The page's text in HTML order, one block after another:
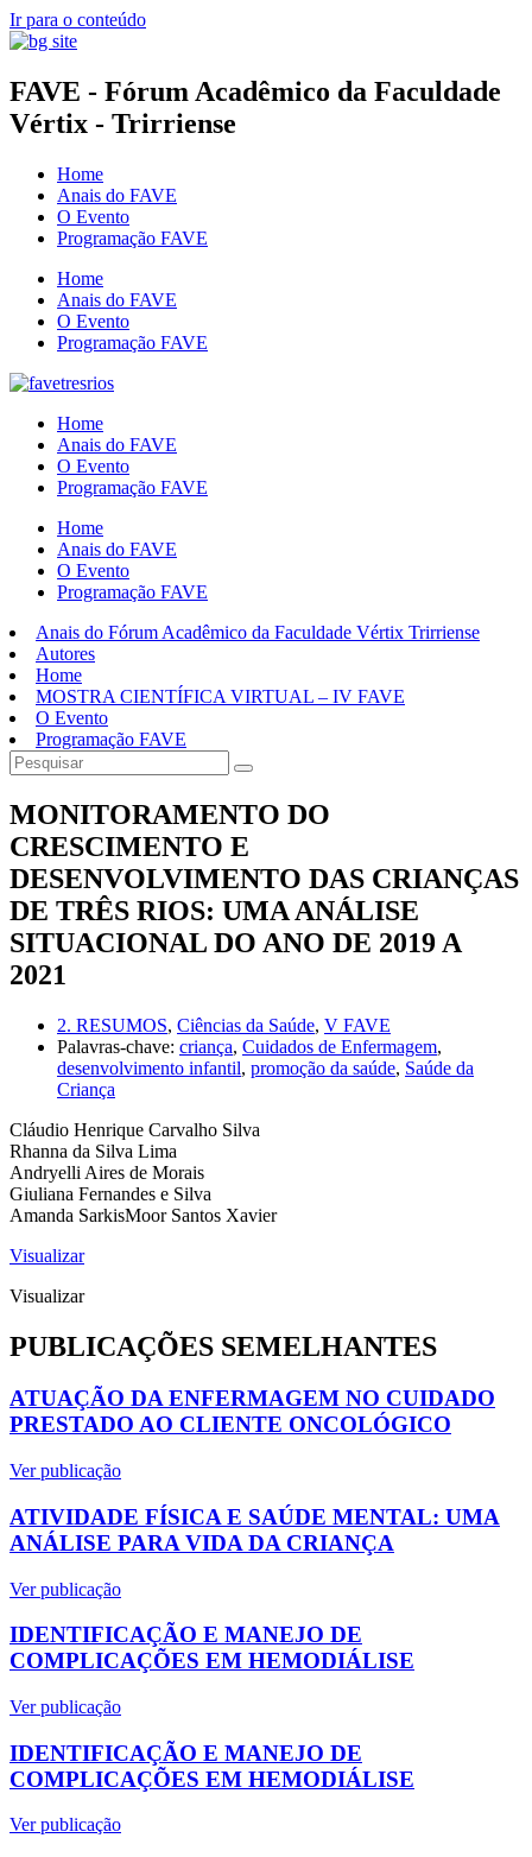
Ir para o conteúdo
FAVE - Fórum Acadêmico da Faculdade
Vértix - Trirriense
Home
Anais do FAVE
O Evento
Programação FAVE
Home
Anais do FAVE
O Evento
Programação FAVE
Home
Anais do FAVE
O Evento
Programação FAVE
Home
Anais do FAVE
O Evento
Programação FAVE
Anais do Fórum Acadêmico da Faculdade Vértix Trirriense
Autores
Home
MOSTRA CIENTÍFICA VIRTUAL – IV FAVE
O Evento
Programação FAVE
MONITORAMENTO DO
CRESCIMENTO E
DESENVOLVIMENTO DAS CRIANÇAS
DE TRÊS RIOS: UMA ANÁLISE
SITUACIONAL DO ANO DE 2019 A
2021
2. RESUMOS, Ciências da Saúde, V FAVE
Palavras-chave: criança, Cuidados de Enfermagem,
desenvolvimento infantil, promoção da saúde, Saúde da
Criança
Cláudio Henrique Carvalho Silva
Rhanna da Silva Lima
Andryelli Aires de Morais
Giuliana Fernandes e Silva
Amanda SarkisMoor Santos Xavier
Visualizar
Visualizar
PUBLICAÇÕES SEMELHANTES
ATUAÇÃO DA ENFERMAGEM NO CUIDADO
PRESTADO AO CLIENTE ONCOLÓGICO
Ver publicação
ATIVIDADE FÍSICA E SAÚDE MENTAL: UMA
ANÁLISE PARA VIDA DA CRIANÇA
Ver publicação
IDENTIFICAÇÃO E MANEJO DE
COMPLICAÇÕES EM HEMODIÁLISE
Ver publicação
IDENTIFICAÇÃO E MANEJO DE
COMPLICAÇÕES EM HEMODIÁLISE
Ver publicação